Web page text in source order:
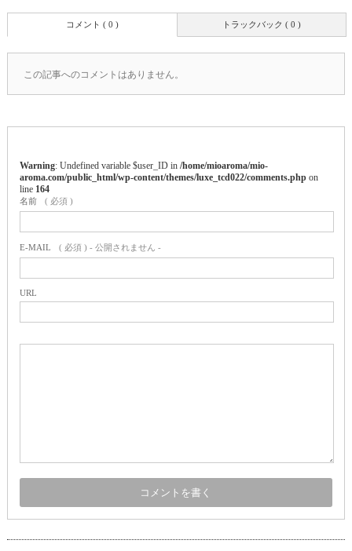
トラックバック ( 0 )
コメント ( 0 )
この記事へのコメントはありません。
Warning : Undefined variable $user_ID in /home/mioaroma/mio-
aroma.com/public_html/wp-content/themes/luxe_tcd022/comments.phpon
line 164
名前 ( 必須 )
E-MAIL ( 必須 ) - 公開されません -
URL